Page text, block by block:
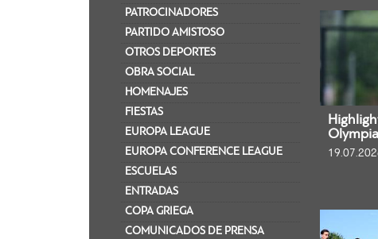
PATROCINADORES
PARTIDO AMISTOSO
OTROS DEPORTES
OBRA SOCIAL
HOMENAJES
FIESTAS
EUROPA LEAGUE
EUROPA CONFERENCE LEAGUE
ESCUELAS
ENTRADAS
COPA GRIEGA
COMUNICADOS DE PRENSA